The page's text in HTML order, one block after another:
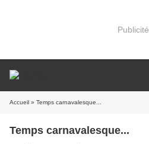
Publicité
Accueil » Temps carnavalesque...
Temps carnavalesque...